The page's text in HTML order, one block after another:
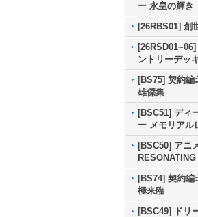
ー 永皇の輝き
[26RBS01] 創
ントリーデッ
[BS75] 契約編
雄傑集
[BSC51] ディ
ー メモリアル
[BSC50] アニ
[BS74] 契約編
極来臨
[BSC49] ドリ